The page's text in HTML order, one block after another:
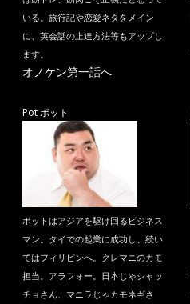
いる。旅行記や恋愛ネタをメイン
に、英会話の上達方法等もアップし
ます。
オノケン第一話へ
Pot ポット
ポットはアジアを駆け回るビジネス
マン。タイでの起業に成功し、続い
てはフィリピンへ。クレマニのカモ
担当。アラフォー。日本じゃシャッ
チョさん、マニラじゃカモネギさ